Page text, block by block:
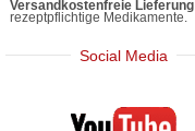
Versandkostenfreie Lieferung
rezeptpflichtige Medikamente.
Social Media
Mediherz